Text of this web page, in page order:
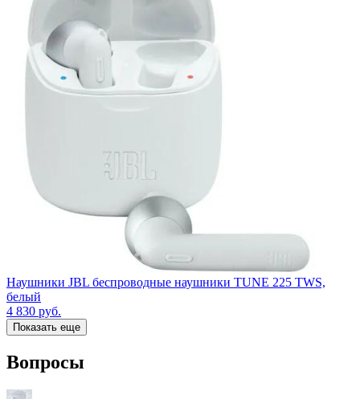
Наушники JBL беспроводные наушники TUNE 225 TWS,
белый
4 830 руб.
Показать еще
Вопросы